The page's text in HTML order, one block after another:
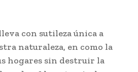
con sutileza única a
naturaleza, en como la
hogares sin destruir la